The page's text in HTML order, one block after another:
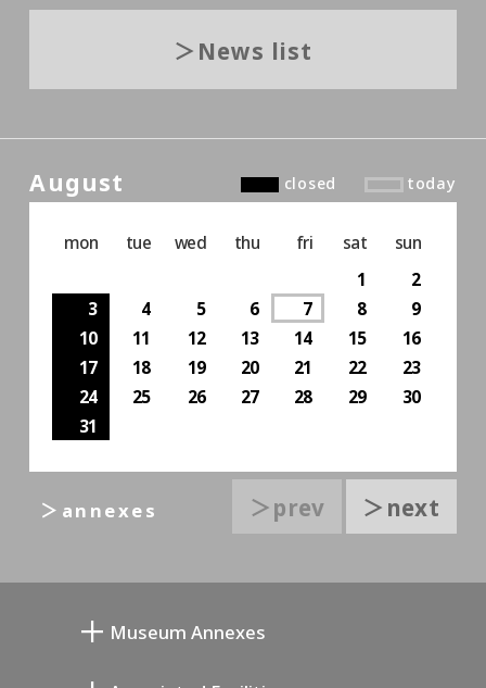
News list
August closed today
mon tue wed thu fri sat
sun
1
2
3
4 5 6 7 8
9
10
11 12 13 14 15
16
17
18 19 20 21 22
23
24
25 26 27 28 29
30
31
＞prev ＞next
＞annexes
Museum Annexes